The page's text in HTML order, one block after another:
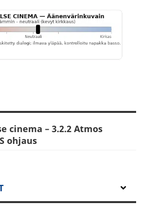
cinema – 3.2.2 Atmos
ohjaus
CINEMA (P530) on yhden
joka nostaa TV-
ilman AV-vastaanotinta ja